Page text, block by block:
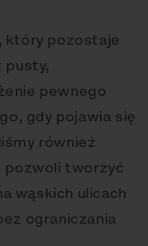
który pozostaje
pusty,
pewnego
gdy pojawia się
również
pozwoli tworzyć
wąskich ulicach
ograniczania